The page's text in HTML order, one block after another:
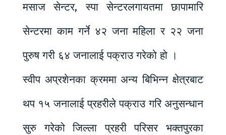
मसाज सेन्टर, स्पा सेन्टरलगायतमा छापामारि
सेन्टरमा काम गर्ने ४२ जना महिला र २२ जना
पुरुष गरी ६४ जनालाई पक्राउ गरेको हो ।
स्वीप अप्रशेनका क्रममा अन्य बिभिन्न क्षेत्रबाट
थप १५ जनालाई प्रहरीले पक्राउ गरि अनुसन्धान
सुरु गरेको जिल्ला प्रहरी परिसर भक्तपुरका